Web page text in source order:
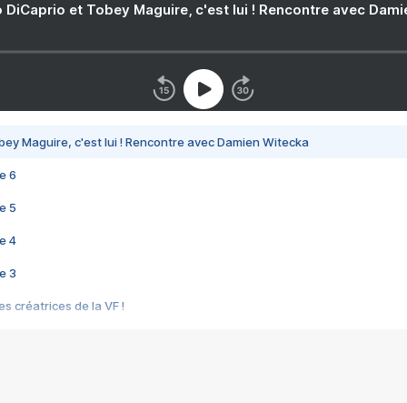
DiCaprio et Tobey Maguire, c'est lui ! Rencontre avec
Maguire, c'est lui ! Rencontre avec Damien Witecka
6
5
4
3
créatrices de la VF !